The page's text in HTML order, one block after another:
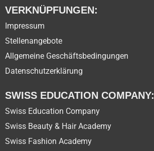
VERKNÜPFUNGEN:
Impressum
Stellenangebote
Allgemeine Geschäftsbedingungen
Datenschutzerklärung
SWISS EDUCATION COMPANY:
Swiss Education Company
Swiss Beauty & Hair Academy
Swiss Fashion Academy